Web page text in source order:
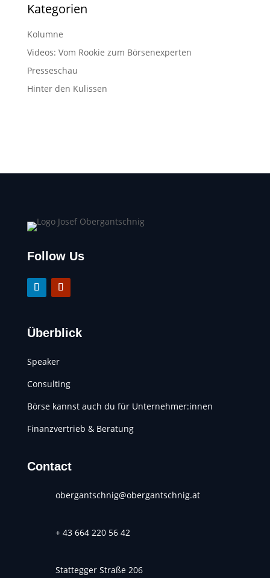
Kategorien
Kolumne
Videos: Vom Rookie zum Börsenexperten
Presseschau
Hinter den Kulissen
Follow Us
Überblick
Speaker
Consulting
Börse kannst auch du für Unternehmer:innen
Finanzvertrieb & Beratung
Contact
obergantschnig@obergantschnig.at
+ 43 664 220 56 42
Stattegger Straße 206